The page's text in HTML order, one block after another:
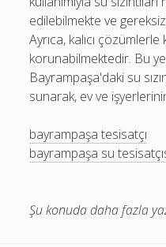
edilebilmekte ve
Ayrıca, kalıcı
korunabilmektedir. Bu
Bayrampaşa'daki su
sunarak, ev ve
bayrampaşa tesisatçı
bayrampaşa su
Şu konuda daha fazla